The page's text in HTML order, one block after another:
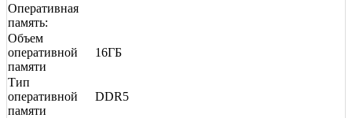
Оперативная
память:
Объем
оперативной
памяти
16ГБ
Тип
оперативной
памяти
DDR5